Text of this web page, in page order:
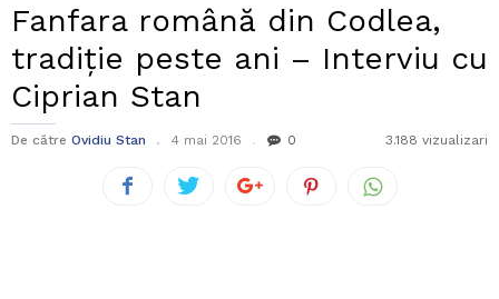
Fanfara română din Codlea,
tradiție peste ani – Interviu cu
Ciprian Stan
De către Ovidiu Stan 4 mai 2016 0 3.188 vizualizari